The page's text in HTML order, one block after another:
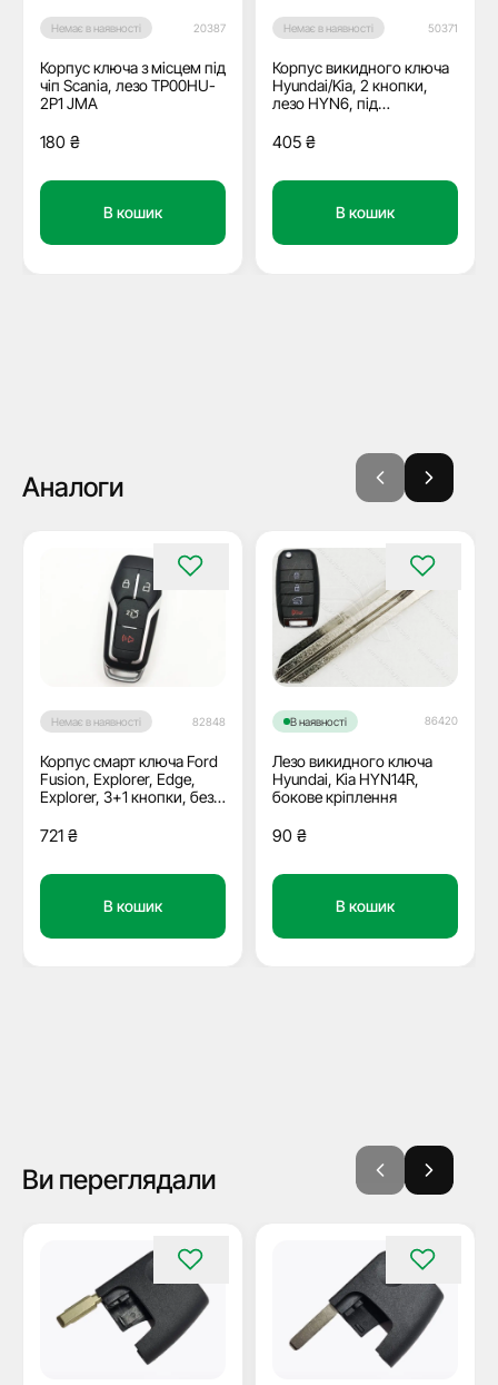
Немає в наявності 20387
Корпус ключа з місцем під
чіп Scania, лезо TP00HU-
2P1 JMA
180 ₴
В кошик
Немає в наявності 50371
Корпус викидного ключа
Hyundai/Kia, 2 кнопки,
лезо HYN6, під
батарейку, тип 5
405 ₴
В кошик
Аналоги
Немає в наявності 82848
Корпус смарт ключа Ford
Fusion, Explorer, Edge,
Explorer, 3+1 кнопки, без
721 ₴
В кошик
В наявності 86420
Лезо викидного ключа
Hyundai, Kia HYN14R,
бокове кріплення
90 ₴
В кошик
Ви переглядали